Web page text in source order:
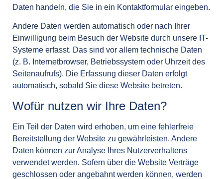
Daten handeln, die Sie in ein Kontaktformular eingeben.
Andere Daten werden automatisch oder nach Ihrer
Einwilligung beim Besuch der Website durch unsere IT-
Systeme erfasst. Das sind vor allem technische Daten
(z. B. Internetbrowser, Betriebssystem oder Uhrzeit des
Seitenaufrufs). Die Erfassung dieser Daten erfolgt
automatisch, sobald Sie diese Website betreten.
Wofür nutzen wir Ihre Daten?
Ein Teil der Daten wird erhoben, um eine fehlerfreie
Bereitstellung der Website zu gewährleisten. Andere
Daten können zur Analyse Ihres Nutzerverhaltens
verwendet werden. Sofern über die Website Verträge
geschlossen oder angebahnt werden können, werden